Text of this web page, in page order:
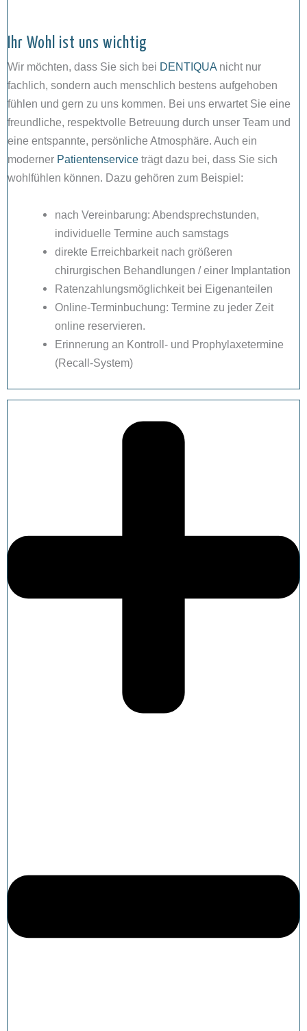
Ihr Wohl ist uns wichtig
Wir möchten, dass Sie sich bei DENTIQUA nicht nur
fachlich, sondern auch menschlich bestens aufgehoben
fühlen und gern zu uns kommen. Bei uns erwartet Sie eine
freundliche, respektvolle Betreuung durch unser Team und
eine entspannte, persönliche Atmosphäre. Auch ein
moderner Patientenservice trägt dazu bei, dass Sie sich
wohlfühlen können. Dazu gehören zum Beispiel:
nach Vereinbarung: Abendsprechstunden,
individuelle Termine auch samstags
direkte Erreichbarkeit nach größeren
chirurgischen Behandlungen / einer Implantation
Ratenzahlungsmöglichkeit bei Eigenanteilen
Online-Terminbuchung: Termine zu jeder Zeit
online reservieren.
Erinnerung an Kontroll- und Prophylaxetermine
(Recall-System)